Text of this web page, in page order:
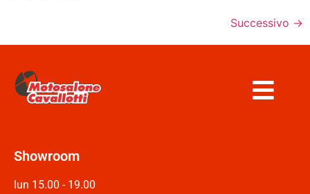
Successivo →
Showroom
lun 15.00 - 19.00